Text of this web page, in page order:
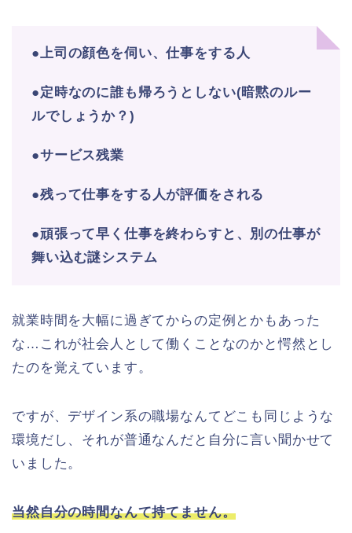
●上司の顔色を伺い、仕事をする人
●定時なのに誰も帰ろうとしない(暗黙のルー
ルでしょうか？)
●サービス残業
●残って仕事をする人が評価をされる
●頑張って早く仕事を終わらすと、別の仕事が
舞い込む謎システム
就業時間を大幅に過ぎてからの定例とかもあった
な…これが社会人として働くことなのかと愕然とし
たのを覚えています。
ですが、デザイン系の職場なんてどこも同じような
環境だし、それが普通なんだと自分に言い聞かせて
いました。
当然自分の時間なんて持てません。